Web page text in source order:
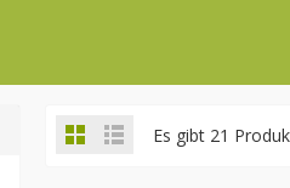
Es gibt 21